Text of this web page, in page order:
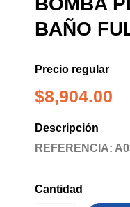
BAÑO
Precio regular
$8,904.00
Descripción
REFERENCIA:
Cantidad